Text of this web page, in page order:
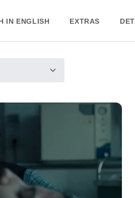
IN ENGLISH EXTRAS